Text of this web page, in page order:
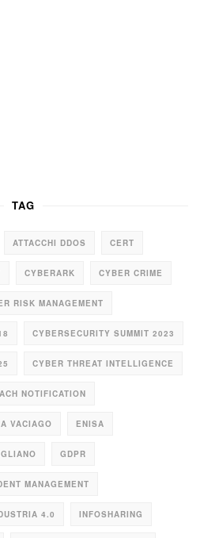
TAG
ATTACCHI DDOS CERT
CYBERARK CYBER CRIME
RISK MANAGEMENT
CYBERSECURITY SUMMIT 2023
CYBER THREAT INTELLIGENCE
NOTIFICATION
VACIAGO ENISA
GDPR
MANAGEMENT
4.0 INFOSHARING